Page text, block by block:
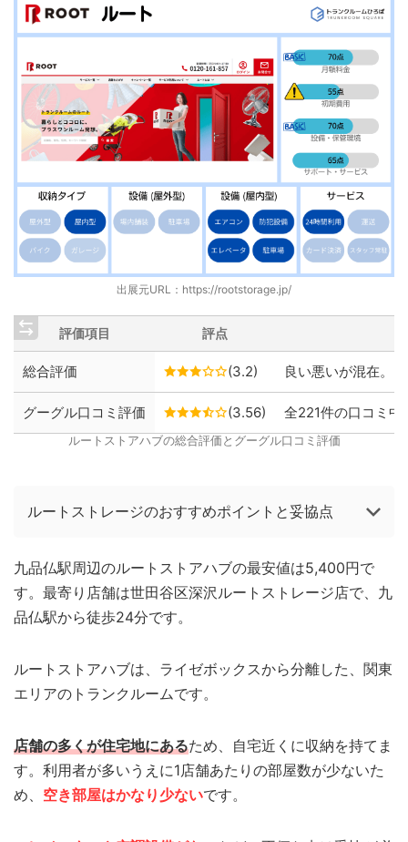
出展元URL： https://rootstorage.jp/
評価項目 評点
総合評価 (3.2) 良い悪いが混在。
グーグル口コミ評価 (3.56) 全221件の口コミ
ルートストアハブの総合評価とグーグル口コミ評価
ルートストレージのおすすめポイントと妥協点
九品仏駅周辺のルートストアハブの最安値は5,400円で
す。最寄り店舗は世田谷区深沢ルートストレージ店で、九
品仏駅から徒歩24分です。
ルートストアハブは、ライゼボックスから分離した、関東
エリアのトランクルームです。
店舗の多くが住宅地にあるため、自宅近くに収納を持てま
す。利用者が多いうえに1店舗あたりの部屋数が少ないた
め、 空き部屋はかなり少ないです。